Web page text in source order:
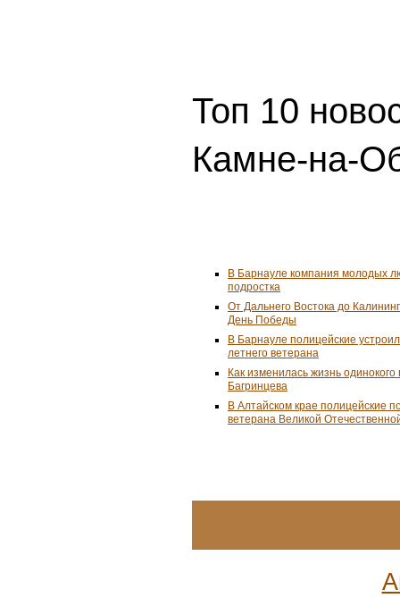
Топ 10
Камне-на-
В Барнауле компания молодых
подростка
От Дальнего Востока до
День Победы
В Барнауле полицейские
летнего ветерана
Как изменилась жизнь
Багринцева
В Алтайском крае полицейские
ветерана Великой